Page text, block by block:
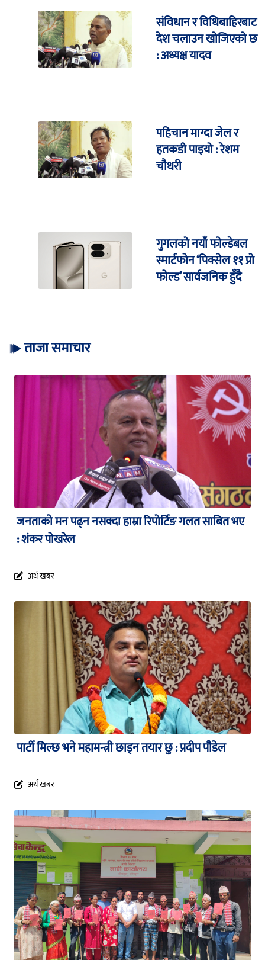
संविधान र विधिबाहिरबाट
देश चलाउन खोजिएको छ
: अध्यक्ष यादव
पहिचान माग्दा जेल र
हतकडी पाइयो : रेशम
चौधरी
गुगलको नयाँ फोल्डेबल
स्मार्टफोन ‘पिक्सेल ११ प्रो
फोल्ड’ सार्वजनिक हुँदै
ताजा समाचार
जनताको मन पढ्न नसक्दा हाम्रा रिपोर्टिङ गलत साबित भए
: शंकर पोखरेल
अर्थ खबर
पार्टी मिल्छ भने महामन्त्री छाड्न तयार छु : प्रदीप पौडेल
अर्थ खबर